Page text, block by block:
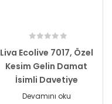
Liva Ecolive 7017, Özel
Kesim Gelin Damat
İsimli Davetiye
Devamını oku